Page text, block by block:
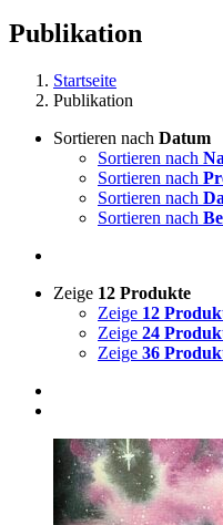
Publikation
Startseite
Publikation
Sortieren nach Datum
Sortieren nach
Sortieren nach
Sortieren nach
Sortieren nach
Zeige 12 Produkte
Zeige 12
Zeige 24
Zeige 36